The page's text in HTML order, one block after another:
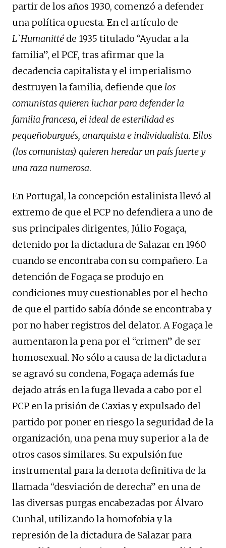
partir de los años 1930, comenzó a defender
una política opuesta. En el artículo de
L`Humanitté de 1935 titulado “Ayudar a la
familia”, el PCF, tras afirmar que la
decadencia capitalista y el imperialismo
destruyen la familia, defiende que los
comunistas quieren luchar para defender la
familia francesa, el ideal de esterilidad es
pequeñoburgués, anarquista e individualista. Ellos
(los comunistas) quieren heredar un país fuerte y
una raza numerosa.
En Portugal, la concepción estalinista llevó al
extremo de que el PCP no defendiera a uno de
sus principales dirigentes, Júlio Fogaça,
detenido por la dictadura de Salazar en 1960
cuando se encontraba con su compañero. La
detención de Fogaça se produjo en
condiciones muy cuestionables por el hecho
de que el partido sabía dónde se encontraba y
por no haber registros del delator. A Fogaça le
aumentaron la pena por el “crimen” de ser
homosexual. No sólo a causa de la dictadura
se agravó su condena, Fogaça además fue
dejado atrás en la fuga llevada a cabo por el
PCP en la prisión de Caxias y expulsado del
partido por poner en riesgo la seguridad de la
organización, una pena muy superior a la de
otros casos similares. Su expulsión fue
instrumental para la derrota definitiva de la
llamada “desviación de derecha” en una de
las diversas purgas encabezadas por Álvaro
Cunhal, utilizando la homofobia y la
represión de la dictadura de Salazar para